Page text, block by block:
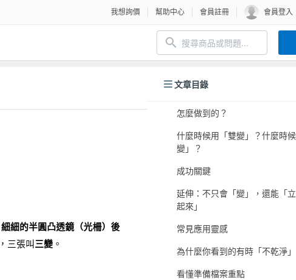
我想詢價 幫助中心 會員註冊 會員登入
細細的半圓凸透鏡（光柵）後
，三張叫 三變 。
文章目錄
怎麼做到的？
什麼時候用「雙變」？什麼時
變」？
成功關鍵
延伸：不只會「變」，還能「
起來」
常見應用靈感
為什麼你看到的有時「不乾淨
看懂準備檔案重點